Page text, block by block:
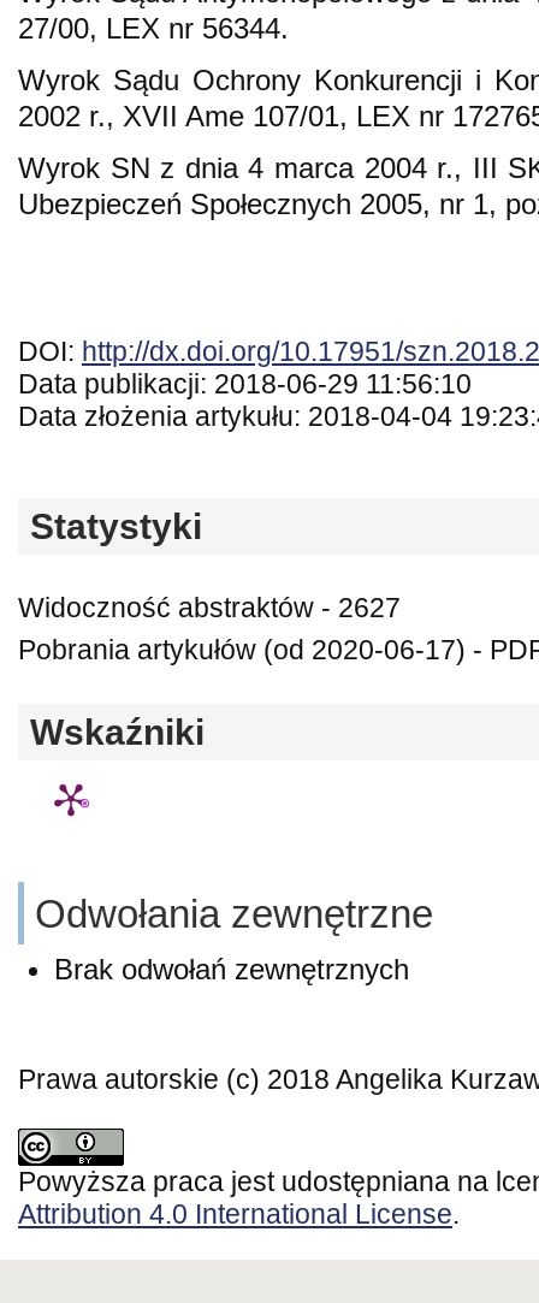
27/00, LEX nr 56344.
Wyrok Sądu Ochrony Konkurencji i
2002 r., XVII Ame 107/01, LEX nr
Wyrok SN z dnia 4 marca 2004 r., III
Ubezpieczeń Społecznych 2005, nr 1,
DOI: http://dx.doi.org/10.17951/
Data publikacji: 2018-06-29 11:56:10
Data złożenia artykułu: 2018-04-04
Statystyki
Widoczność abstraktów - 2627
Pobrania artykułów (od 2020-06-17) -
Wskaźniki
Odwołania zewnętrzne
Brak odwołań zewnętrznych
Prawa autorskie (c) 2018 Angelika
Powyższa praca jest udostępniana na
Attribution 4.0 International License.